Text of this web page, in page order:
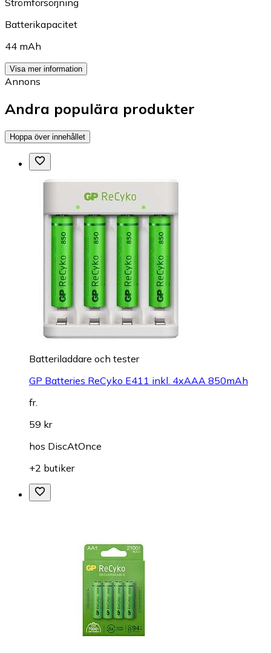
Strömförsörjning
Batterikapacitet
44 mAh
Visa mer information
Annons
Andra populära produkter
Hoppa över innehållet
Batteriladdare och tester
GP Batteries ReCyko E411 inkl. 4xAAA 850mAh
fr.
59 kr
hos DiscAtOnce
+2 butiker